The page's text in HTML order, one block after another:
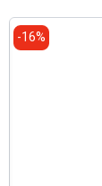
16%-